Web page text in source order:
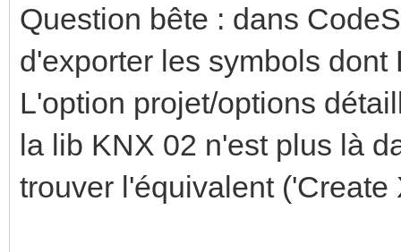
Question bête : dans
d'exporter les symbols dont
L'option projet/options
la lib KNX 02 n'est plus là
trouver l'équivalent ('Create